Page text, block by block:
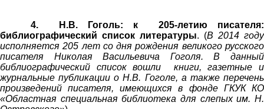
4.
Н.В. Гоголь: к 205-летию писателя:
библиографический список литературы. (В 2014 году
исполняется 205 лет со дня рождения великого русского
писателя Николая Васильевича Гоголя. В данный
библиографический список вошли книги, газетные и
журнальные публикации о Н.В. Гоголе, а также перечень
произведений писателя, имеющихся в фонде ГКУК КО
«Областная специальная библиотека для слепых им. Н.